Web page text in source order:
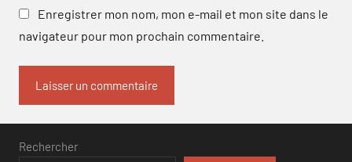
Enregistrer mon nom, mon e-mail et mon site dans le
navigateur pour mon prochain commentaire.
Rechercher